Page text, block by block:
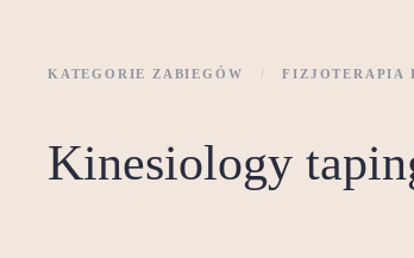
KATEGORIE ZABIEGÓW FIZJOTERAPIA
Kinesiology